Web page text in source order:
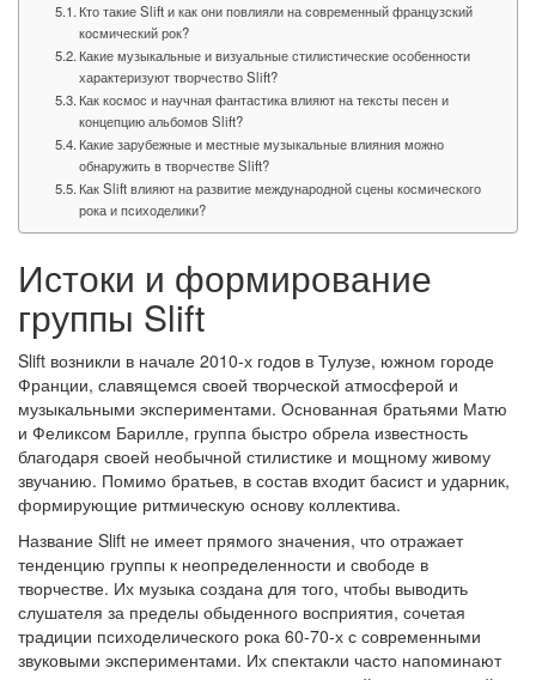
Кто такие Slift и как они повлияли на современный французский
космический рок?
Какие музыкальные и визуальные стилистические особенности
характеризуют творчество Slift?
Как космос и научная фантастика влияют на тексты песен и
концепцию альбомов Slift?
Какие зарубежные и местные музыкальные влияния можно
обнаружить в творчестве Slift?
Как Slift влияют на развитие международной сцены космического
рока и психоделики?
Истоки и формирование
группы Slift
Slift возникли в начале 2010-х годов в Тулузе, южном городе
Франции, славящемся своей творческой атмосферой и
музыкальными экспериментами. Основанная братьями Матю
и Феликсом Барилле, группа быстро обрела известность
благодаря своей необычной стилистике и мощному живому
звучанию. Помимо братьев, в состав входит басист и ударник,
формирующие ритмическую основу коллектива.
Название Slift не имеет прямого значения, что отражает
тенденцию группы к неопределенности и свободе в
творчестве. Их музыка создана для того, чтобы выводить
слушателя за пределы обыденного восприятия, сочетая
традиции психоделического рока 60-70-х с современными
звуковыми экспериментами. Их спектакли часто напоминают